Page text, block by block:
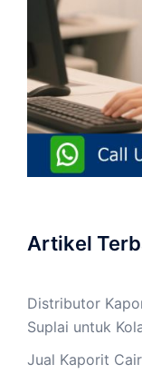
Artikel
Distributor
Suplai untuk
Jual Kaporit